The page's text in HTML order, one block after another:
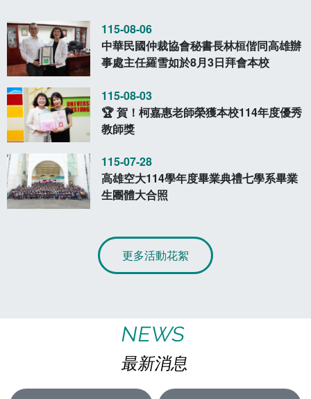
115-08-06
中華民國仲裁協會秘書長林桓偕同高雄辦
事處主任羅雪如於8月3日拜會本校
115-08-03
🏆 賀！柯嘉惠老師榮獲本校114年度優秀
教師獎
115-07-28
高雄空大114學年度畢業典禮七學系畢業
生團體大合照
更多活動花絮
NEWS
最新消息